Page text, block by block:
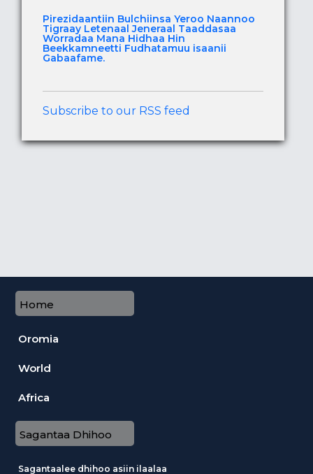
Pirezidaantiin Bulchiinsa Yeroo Naannoo
Tigraay Letenaal Jeneraal Taaddasaa
Worradaa Mana Hidhaa Hin
Beekkamneetti Fudhatamuu isaanii
Gabaafame.
Subscribe to our RSS feed
Home
Oromia
World
Africa
Sagantaa Dhihoo
Sagantaalee dhihoo asiin ilaalaa